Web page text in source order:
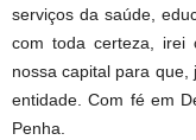
serviços da saúde,
com toda certeza, irei
nossa capital para
entidade. Com fé em
Penha.